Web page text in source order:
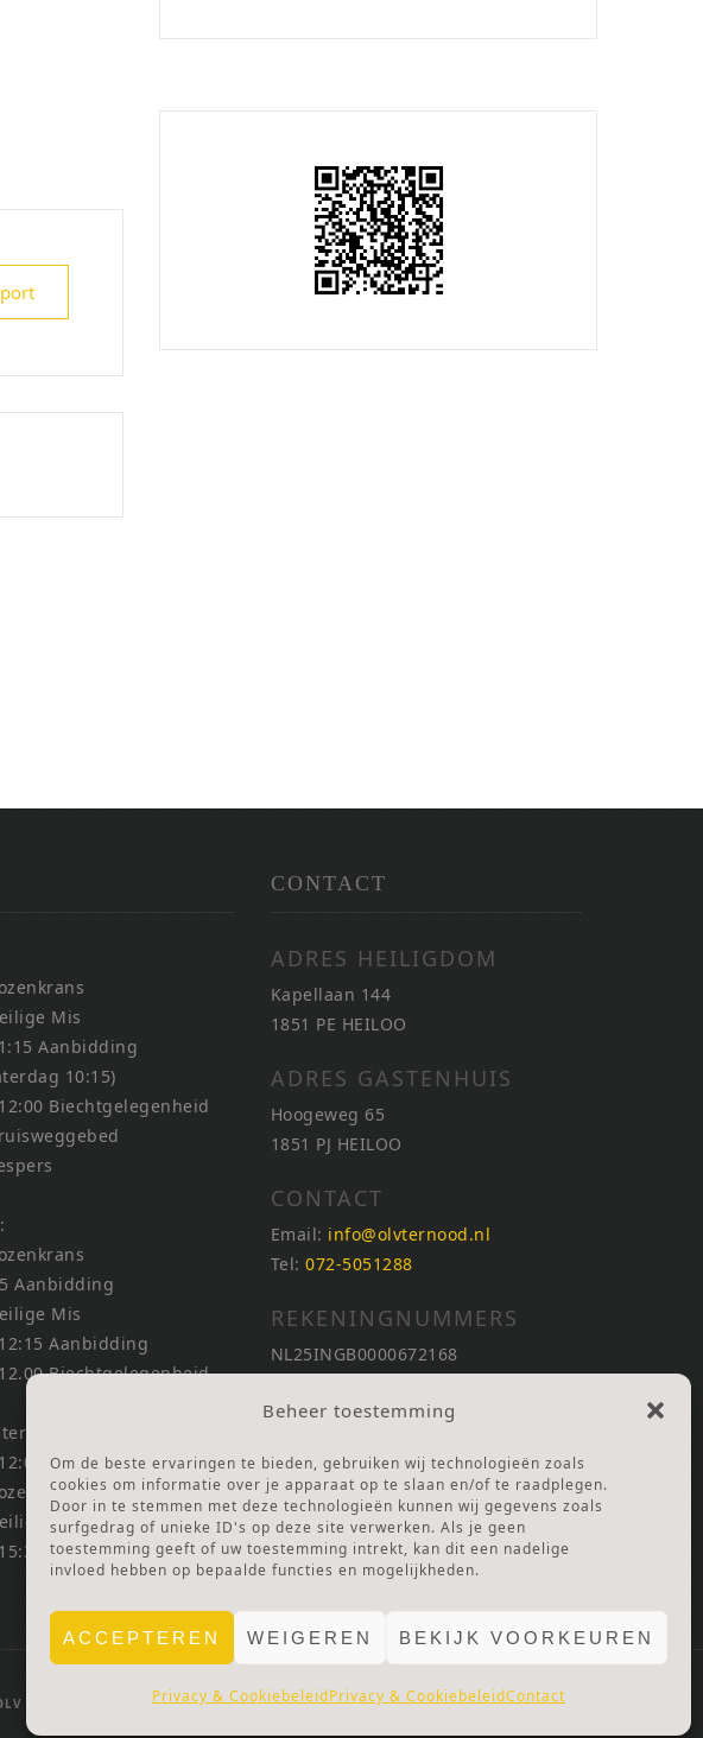
Beheer toestemming
Om de beste ervaringen te bieden, gebruiken wij technologieën zoals
cookies om informatie over je apparaat op te slaan en/of te raadplegen.
Door in te stemmen met deze technologieën kunnen wij gegevens zoals
surfgedrag of unieke ID's op deze site verwerken. Als je geen
toestemming geeft of uw toestemming intrekt, kan dit een nadelige
invloed hebben op bepaalde functies en mogelijkheden.
ACCEPTEREN WEIGEREN BEKIJK VOORKEUREN
Privacy & CookiebeleidPrivacy & CookiebeleidContact
Mis
Aanbidding
10:15)
Biechtgelegenheid
Aanbidding
Mis
Aanbidding
Biechtgelegenheid
Bedevaart:
Biechtgelegenheid
Mis
Aanbidding & Lof
CONTACT
ADRES HEILIGDOM
Kapellaan 144
1851 PE HEILOO
ADRES GASTENHUIS
Hoogeweg 65
1851 PJ HEILOO
CONTACT
Email: info@olvternood.nl
Tel: 072-5051288
REKENINGNUMMERS
NL25INGB0000672168
Ga naar Doneren
ANBI Stichting
RSIN nummer:002832987
TER NOOD. WEBSITE. PRIVACY & COOKIES. DISCLAIMER. AVG PROTOCOL.